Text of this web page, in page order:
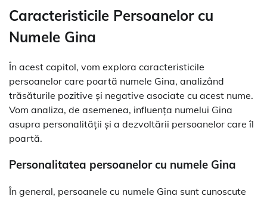
Caracteristicile Persoanelor cu
Numele Gina
În acest capitol, vom explora caracteristicile
persoanelor care poartă numele Gina, analizând
trăsăturile pozitive și negative asociate cu acest nume.
Vom analiza, de asemenea, influența numelui Gina
asupra personalității și a dezvoltării persoanelor care îl
poartă.
Personalitatea persoanelor cu numele Gina
În general, persoanele cu numele Gina sunt cunoscute